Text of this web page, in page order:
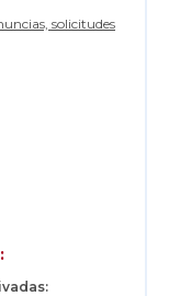
solicitudes